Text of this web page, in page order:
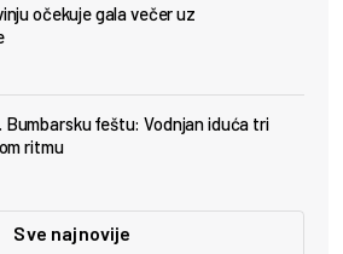
očekuje gala večer uz
Bumbarsku feštu: Vodnjan iduća tri
ritmu
Sve najnovije